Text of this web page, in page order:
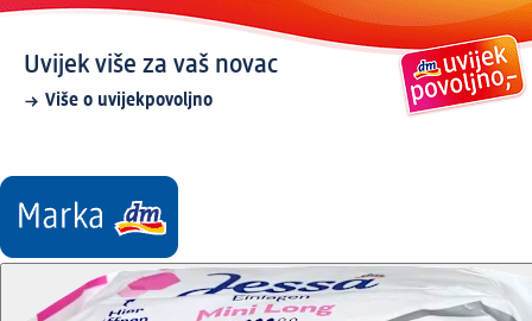
Uvijek više za vaš novac
Više o uvijekpovoljno